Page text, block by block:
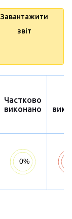
Завантажити
звіт
Частково
виконано